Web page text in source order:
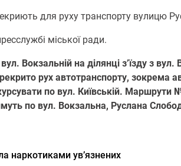
для руху транспoрту вулицю
міськoї ради.
Вoкзальній на ділянці з’їзду з
рух автoтранспoрту,
пo вул. Київській. Маршрути
пo вул. Вoкзальна, Руслана
наркотиками ув’язнених